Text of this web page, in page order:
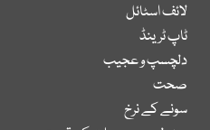
لائف اسٹائل
ٹاپ ٹرینڈ
دلچسپ و عجیب
صحت
سونے کے نرخ